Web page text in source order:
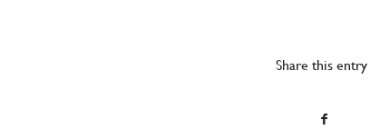
Share this entry